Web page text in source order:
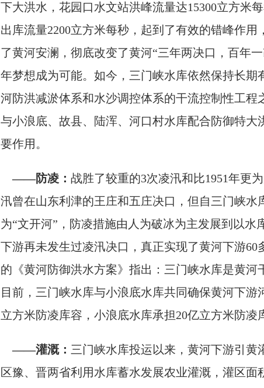
下大洪水，花园口水文站洪峰流量达15300立方米
出库流量2200立方米每秒，起到了有效的错峰作
了黄河安澜，彻底改变了黄河“三年两决口，百年
年梦想成为可能。如今，三门峡水库依然保持长期
河防洪减淤体系和水沙调控体系的干流控制性工
与小浪底、故县、陆浑、河口村水库配合防御特
要作用。
——防凌： 战胜了较重的3次凌汛和比1951年更
汛曾在山东利津的王庄和五庄决口，但自三门峡水
为“文开河”，防凌措施由人为破冰为主发展到以
下游再未发生过凌汛决口，真正实现了黄河下游60
的《黄河防御洪水方案》指出：三门峡水库是黄
目前，三门峡水库与小浪底水库共同确保黄河下
立方米防凌库容，小浪底水库承担20亿立方米防凌
——灌溉： 三门峡水库投运以来，黄河下游引黄
区豫、晋两省利用水库蓄水发展农业灌溉，灌区